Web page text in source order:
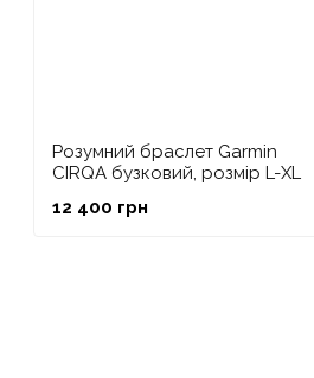
Розумний браслет Garmin
CIRQA бузковий, розмір L-XL
12 400 грн